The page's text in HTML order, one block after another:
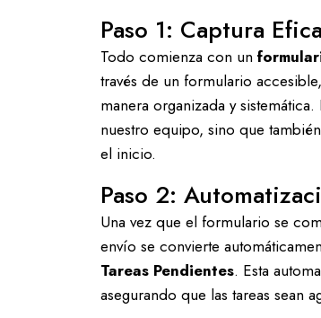
Paso 1: Captura
Todo comienza con un
través de un formulario
manera organizada y
nuestro equipo, sino que
el inicio.
Paso 2:
Una vez que el formulario se
envío se convierte
Tareas Pendientes. Esta
asegurando que las tareas sean